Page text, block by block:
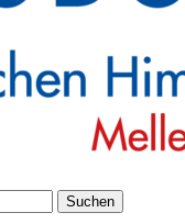
Suchen